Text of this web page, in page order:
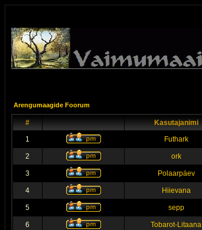
Arengumaagide Foorum
# Kasutajanimi
1
Futhark
2 ork
3 Polaarpäev
4 Hiievana
5 sepp
6 Tobarot-Litaana